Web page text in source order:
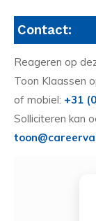
Contact:
Reageren op
Toon Klaassen
of mobiel: +31
Solliciteren kan